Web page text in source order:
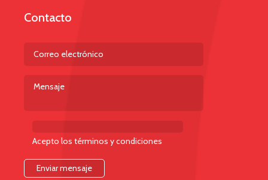
Contacto
Acepto los términos y condiciones